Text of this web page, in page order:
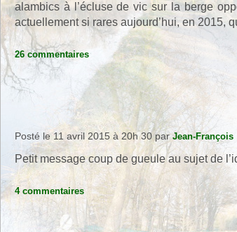
alambics à l’écluse de vic sur la berge
actuellement si rares aujourd’hui, en 2015,
26 commentaires
Posté le 11 avril 2015 à 20h 30 parJean-François
Petit message coup de gueule au sujet de
4 commentaires